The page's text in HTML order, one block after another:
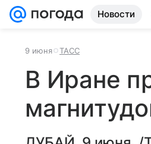
Новости
9 июня ТАСС
В Иране